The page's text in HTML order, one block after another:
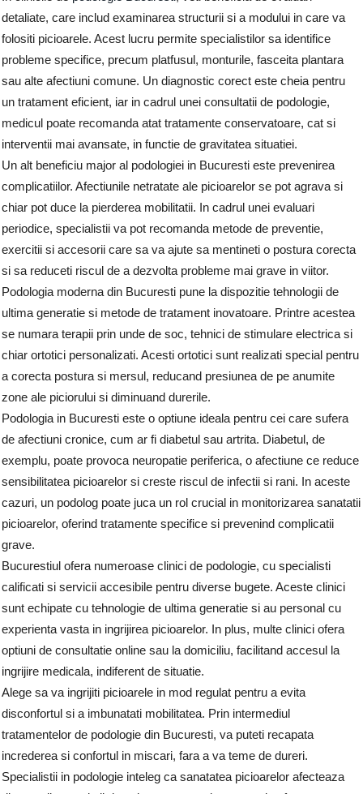
detaliate, care includ examinarea structurii si a modului in care va
folositi picioarele. Acest lucru permite specialistilor sa identifice
probleme specifice, precum platfusul, monturile, fasceita plantara
sau alte afectiuni comune. Un diagnostic corect este cheia pentru
un tratament eficient, iar in cadrul unei consultatii de podologie,
medicul poate recomanda atat tratamente conservatoare, cat si
interventii mai avansate, in functie de gravitatea situatiei.
Un alt beneficiu major al podologiei in Bucuresti este prevenirea
complicatiilor. Afectiunile netratate ale picioarelor se pot agrava si
chiar pot duce la pierderea mobilitatii. In cadrul unei evaluari
periodice, specialistii va pot recomanda metode de preventie,
exercitii si accesorii care sa va ajute sa mentineti o postura corecta
si sa reduceti riscul de a dezvolta probleme mai grave in viitor.
Podologia moderna din Bucuresti pune la dispozitie tehnologii de
ultima generatie si metode de tratament inovatoare. Printre acestea
se numara terapii prin unde de soc, tehnici de stimulare electrica si
chiar ortotici personalizati. Acesti ortotici sunt realizati special pentru
a corecta postura si mersul, reducand presiunea de pe anumite
zone ale piciorului si diminuand durerile.
Podologia in Bucuresti este o optiune ideala pentru cei care sufera
de afectiuni cronice, cum ar fi diabetul sau artrita. Diabetul, de
exemplu, poate provoca neuropatie periferica, o afectiune ce reduce
sensibilitatea picioarelor si creste riscul de infectii si rani. In aceste
cazuri, un podolog poate juca un rol crucial in monitorizarea sanatatii
picioarelor, oferind tratamente specifice si prevenind complicatii
grave.
Bucurestiul ofera numeroase clinici de podologie, cu specialisti
calificati si servicii accesibile pentru diverse bugete. Aceste clinici
sunt echipate cu tehnologie de ultima generatie si au personal cu
experienta vasta in ingrijirea picioarelor. In plus, multe clinici ofera
optiuni de consultatie online sau la domiciliu, facilitand accesul la
ingrijire medicala, indiferent de situatie.
Alege sa va ingrijiti picioarele in mod regulat pentru a evita
disconfortul si a imbunatati mobilitatea. Prin intermediul
tratamentelor de podologie din Bucuresti, va puteti recapata
increderea si confortul in miscari, fara a va teme de dureri.
Specialistii in podologie inteleg ca sanatatea picioarelor afecteaza